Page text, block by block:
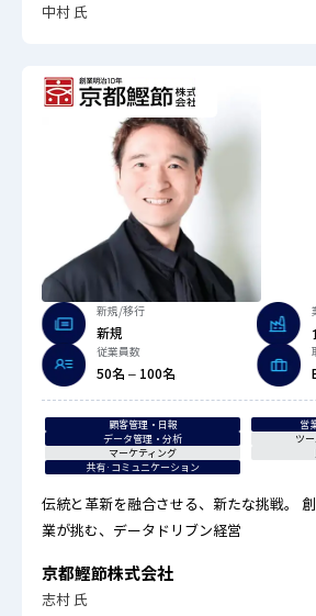
中村 氏
新規/移行
新規
従業員数
50名 – 100名
顧客管理・日報
営
データ管理・分析
ツ
マーケティング
共有·コミュニケーション
伝統と革新を融合させる、新たな挑戦。
業が挑む、データドリブン経営
京都鰹節株式会社
志村 氏